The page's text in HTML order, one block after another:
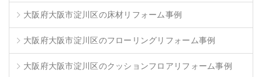
大阪府大阪市淀川区の床材リフォーム事例
大阪府大阪市淀川区のフローリングリフォーム事例
大阪府大阪市淀川区のクッションフロアリフォーム事例